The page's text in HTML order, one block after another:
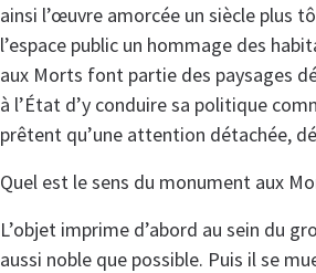
ainsi l’œuvre amorcée un siècle plus
l’espace public un hommage des
aux Morts font partie des paysages
à l’État d’y conduire sa politique
prêtent qu’une attention détachée,
Quel est le sens du monument aux
L’objet imprime d’abord au sein du
aussi noble que possible. Puis il se